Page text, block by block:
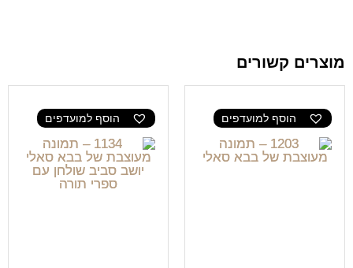
מוצרים קשורים
הוסף למועדפים הוסף למועדפים